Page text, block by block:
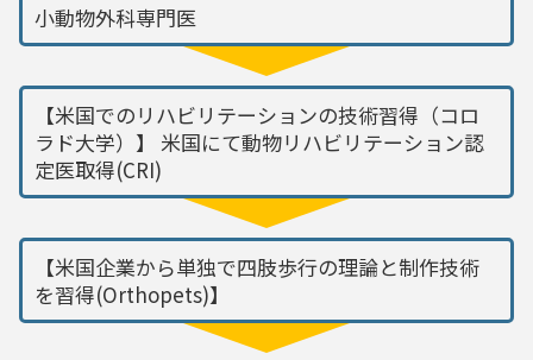
小動物外科専門医
【米国でのリハビリテーションの技術習得（コロ
ラド大学）】 米国にて動物リハビリテーション認
定医取得(CRI)
【米国企業から単独で四肢歩行の理論と制作技術
を習得(Orthopets)】